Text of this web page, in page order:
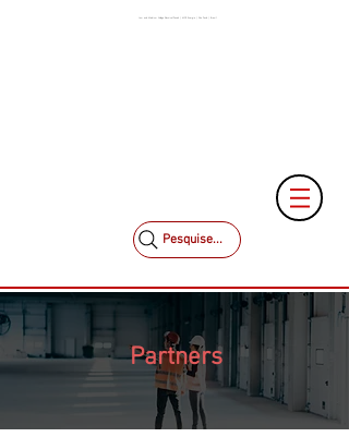
Low and Medium Voltage Electrical Panels | MCK Energia | São Paulo | Brazil
Pesquise...
Partners